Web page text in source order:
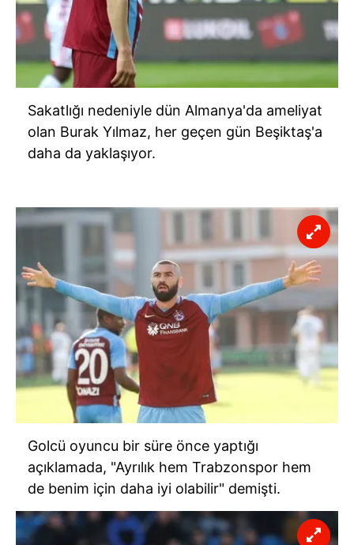
Sakatlığı nedeniyle dün Almanya'da ameliyat
olan Burak Yılmaz, her geçen gün Beşiktaş'a
daha da yaklaşıyor.
Golcü oyuncu bir süre önce yaptığı
açıklamada, "Ayrılık hem Trabzonspor hem
de benim için daha iyi olabilir" demişti.